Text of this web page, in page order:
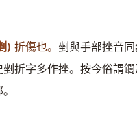
) 折傷也。 剉與手部挫音
剉折字多作挫。按今俗謂